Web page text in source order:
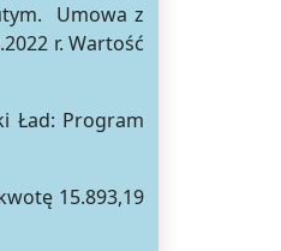
Umowa z
r. Wartość
Ład: Program
15.893,19